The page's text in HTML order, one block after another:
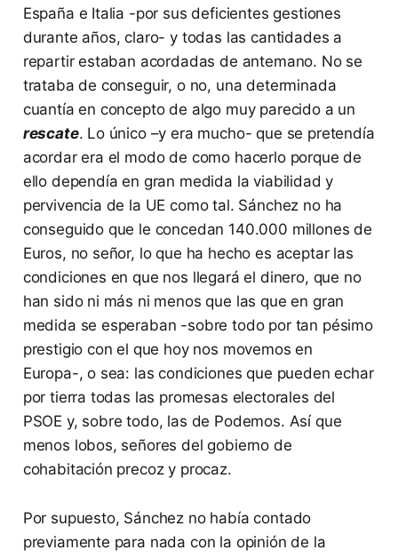
España e Italia -por sus deficientes gestiones
durante años, claro- y todas las cantidades a
repartir estaban acordadas de antemano. No se
trataba de conseguir, o no, una determinada
cuantía en concepto de algo muy parecido a un
rescate. Lo único –y era mucho- que se pretendía
acordar era el modo de como hacerlo porque de
ello dependía en gran medida la viabilidad y
pervivencia de la UE como tal. Sánchez no ha
conseguido que le concedan 140.000 millones de
Euros, no señor, lo que ha hecho es aceptar las
condiciones en que nos llegará el dinero, que no
han sido ni más ni menos que las que en gran
medida se esperaban -sobre todo por tan pésimo
prestigio con el que hoy nos movemos en
Europa-, o sea: las condiciones que pueden echar
por tierra todas las promesas electorales del
PSOE y, sobre todo, las de Podemos. Así que
menos lobos, señores del gobierno de
cohabitación precoz y procaz.
Por supuesto, Sánchez no había contado
previamente para nada con la opinión de la